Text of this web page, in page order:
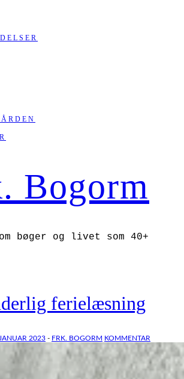
Bogorm
bøger og livet som 40+
ferielæsning
2023 - FRK. BOGORM KOMMENTAR